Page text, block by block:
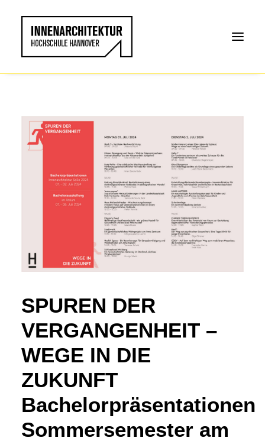
SPUREN DER
VERGANGENHEIT –
WEGE IN DIE
ZUKUNFT
Bachelorpräsentationen
Sommersemester am